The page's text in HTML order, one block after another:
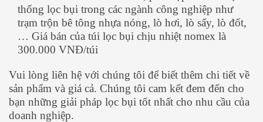
thống lọc bụi trong các ngành công nghiệp như
trạm trộn bê tông nhựa nóng, lò hơi, lò sấy, lò đốt,
… Giá bán của túi lọc bụi chịu nhiệt nomex là
300.000 VNĐ/túi
Vui lòng liên hệ với chúng tôi để biết thêm chi tiết về
sản phẩm và giá cả. Chúng tôi cam kết đem đến cho
bạn những giải pháp lọc bụi tốt nhất cho nhu cầu của
doanh nghiệp.